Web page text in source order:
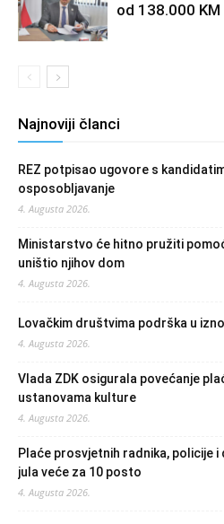
od 138.000 KM
Najnoviji članci
REZ potpisao ugovore s
osposobljavanje
4. Augusta 2026.
Ministarstvo će hitno pružiti
uništio njihov dom
4. Augusta 2026.
Lovačkim društvima podrška u
4. Augusta 2026.
Vlada ZDK osigurala povećanje
ustanovama kulture
4. Augusta 2026.
Plaće prosvjetnih radnika, policije
jula veće za 10 posto
4. Augusta 2026.